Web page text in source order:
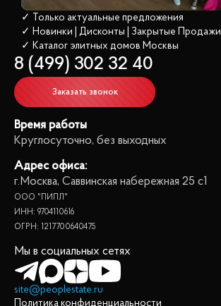
✓ Только актуальные предложения
✓ Новинки | Дисконты | Закрытые Продажи
✓ Каталог элитных домов Москвы
8 (499) 302 32 40
Заказать звонок
Время работы
Круглосуточно, без выходных
Адрес офиса:
г.Москва, Саввинская набережная 25 с1
ООО "ПИПЛ"
ИНН: 9704110616
ОГРН: 1217700640475
Мы в социальных сетях
site@peoplestate.ru
Политика конфиденциальности